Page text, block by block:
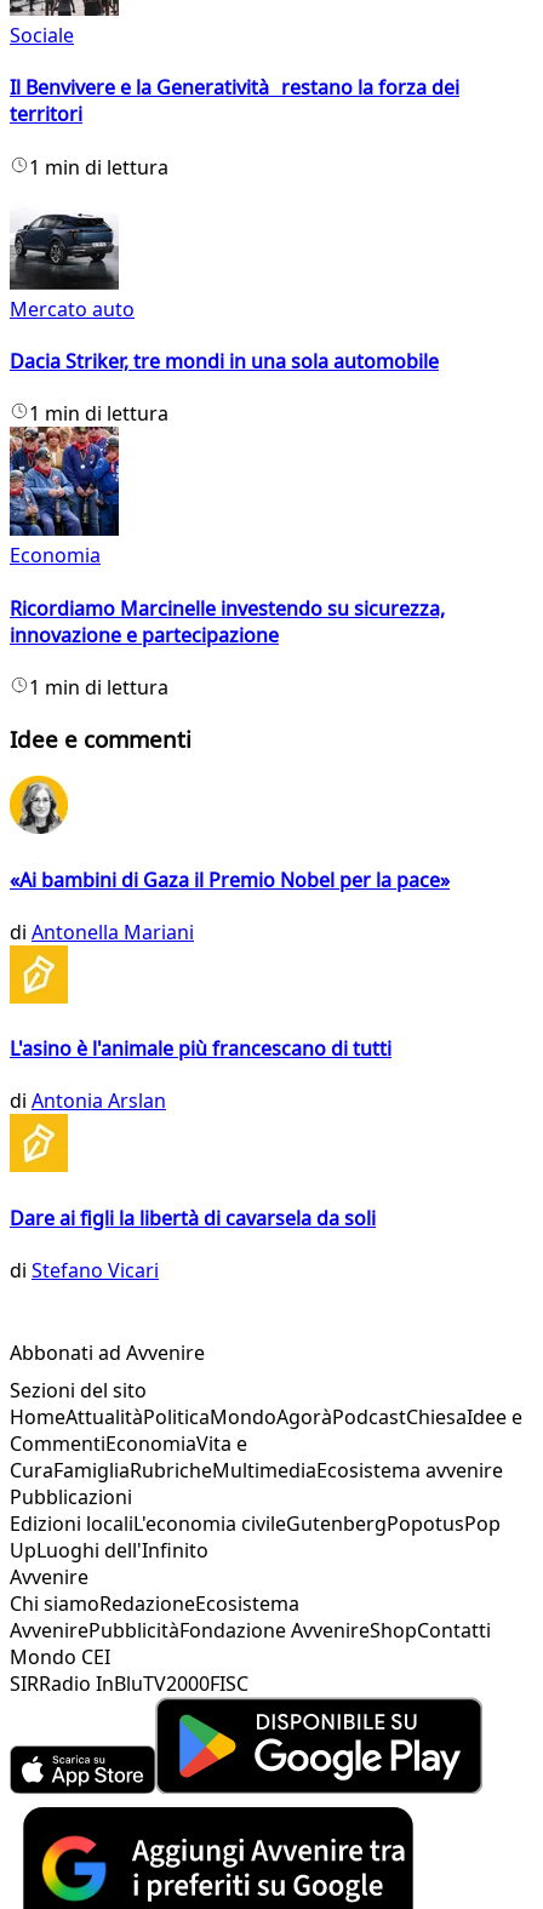
Sociale
Il Benvivere e la Generatività restano la forza dei
territori
1 min di lettura
Mercato auto
Dacia Striker, tre mondi in una sola automobile
1 min di lettura
Economia
Ricordiamo Marcinelle investendo su sicurezza,
innovazione e partecipazione
1 min di lettura
Idee e commenti
«Ai bambini di Gaza il Premio Nobel per la pace»
di Antonella Mariani
L'asino è l'animale più francescano di tutti
di Antonia Arslan
Dare ai figli la libertà di cavarsela da soli
di Stefano Vicari
Abbonati ad Avvenire
Sezioni del sito
HomeAttualitàPoliticaMondoAgoràPodcastChiesaIdee e
CommentiEconomiaVita e
CuraFamigliaRubricheMultimediaEcosistema avvenire
Pubblicazioni
Edizioni localiL'economia civileGutenbergPopotusPop
UpLuoghi dell'Infinito
Avvenire
Chi siamoRedazioneEcosistema
AvvenirePubblicitàFondazione AvvenireShopContatti
Mondo CEI
SIRRadio InBluTV2000FISC